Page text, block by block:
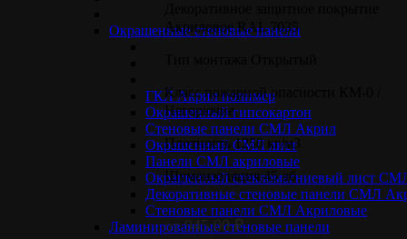
Окрашенные стеновые панели
ГКЛ Акрил полимер
Окрашенный гипсокартон
Стеновые панели СМЛ Акрил
Окрашенный СМЛ лист
Панели СМЛ акриловые
Окрашенный стекломагниевый лист
Декоративные стеновые панели СМЛ
Стеновые панели СМЛ Акриловые
Ламинированные стеновые панели
Акриловое RAL 7035
Класс пожарной опасности КМ-0 /
Негорючие
Плотность 1250 кг/м3
Шумоизоляция 45 дб
от945.00₽